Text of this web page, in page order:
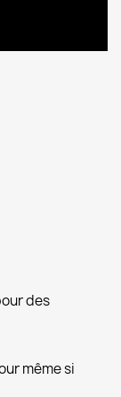
des
même si